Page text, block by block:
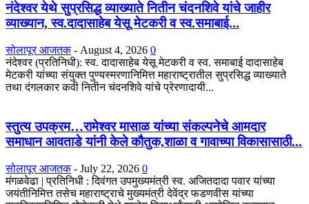
नंदेश्वर येथे सुप्रसिद्ध व्याख्याते नितीन चंदनशिवे यांचे जाहीर
व्याख्यान, स्व.दादासाहेब येसू मेटकरी व स्व.समाबाई...
सोलापूर आजतक - August 4, 2026 0
नंदेश्वर (प्रतिनिधी): स्व. दादासाहेब येसू मेटकरी व स्व. समाबाई दादासाहेब
मेटकरी यांच्या संयुक्त पुण्यस्मरणानिमित्त महाराष्ट्रातील सुप्रसिद्ध व्याख्याते
तथा दंगलकार कवी नितीन चंदनशिवे यांचे प्रेरणादायी...
स्तुत्य उपक्रम…रामेश्वर मासाळ यांच्या संकल्पनेचे आमदार
समाधान आवताडे यांनी केले कौतुक,शाळा व गावाच्या विकासासाठी...
सोलापूर आजतक - July 22, 2026 0
मंगळवेढा | प्रतिनिधी : दिवंगत उपमुख्यमंत्री स्व. अजितदादा पवार यांच्या
जयंतीनिमित्त तसेच महाराष्ट्राचे मुख्यमंत्री देवेंद्र फडणवीस यांच्या